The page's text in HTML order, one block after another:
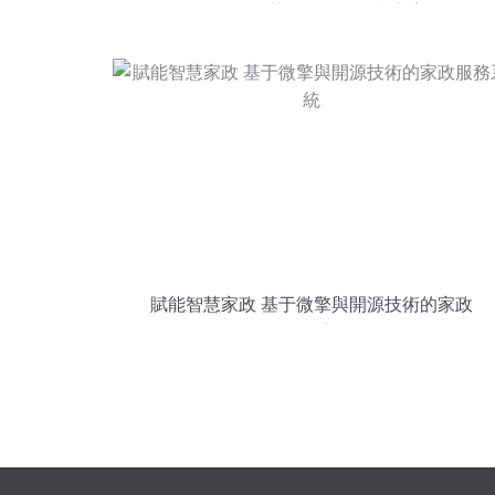
賦能智慧家政 基于微擎與開源技術的家政